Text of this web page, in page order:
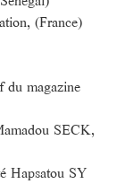
(France)
magazine
SECK,
Hapsatou SY